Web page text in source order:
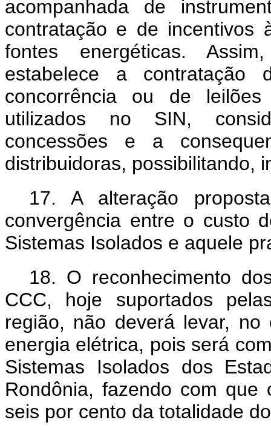
acompanhada de
contratação e de incentivos
fontes energéticas.
estabelece a
concorrência ou de
utilizados no SIN,
concessões e a
distribuidoras, possibilitando,
17. A alteração
convergência entre o custo
Sistemas Isolados e aquele
18. O reconhecimento
CCC, hoje suportados
região, não deverá levar,
energia elétrica, pois será
Sistemas Isolados dos
Rondônia, fazendo com
seis por cento da totalidade